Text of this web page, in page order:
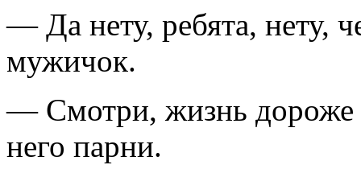
— Да нету, ребята, нету,
мужичок.
— Смотри, жизнь дороже
него парни.